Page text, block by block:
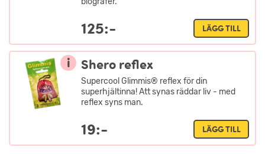
125:- LÄGG TILL
i Shero reflex
Supercool Glimmis® reflex för din
superhjältinna! Att synas räddar liv - med
reflex syns man.
19:- LÄGG TILL